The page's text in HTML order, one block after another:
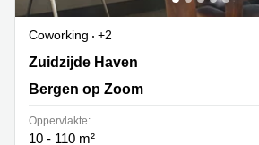
Coworking
+2
Zuidzijde Haven 39a , Bergen op Zoom
Zuidzijde Haven
Bergen op Zoom
Oppervlakte:
10 - 110 m²